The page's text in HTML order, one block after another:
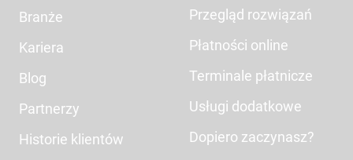
Branże
Kariera
Blog
Partnerzy
Historie klientów
Przegląd rozwiązań
Płatności online
Terminale płatnicze
Usługi dodatkowe
Dopiero zaczynasz?